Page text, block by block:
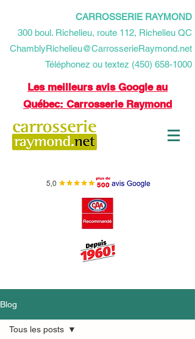
CARROSSERIE RAYMOND
​300 boul. Richelieu, route 112, Richelieu QC
ChamblyRichelieu@CarrosserieRaymond.net
Téléphonez ou textez (450) 658-1000
Les meilleurs avis Google au
Québec: Carrosserie Raymond
Blog
Tous les posts